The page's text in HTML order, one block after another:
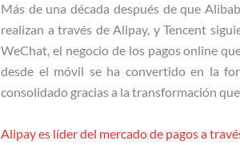
Más de una década después de que
realizan a través de Alipay, y Tencent
WeChat, el negocio de los pagos online
desde el móvil se ha convertido en la
consolidado gracias a la transformación
Alipay es líder del mercado de pagos a